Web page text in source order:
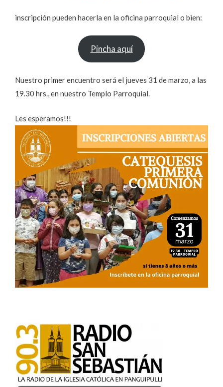
inscripción pueden hacerla en la oficina parroquial o bien:
Pincha aquí
Nuestro primer encuentro será el jueves 31 de marzo, a las
19.30 hrs., en nuestro Templo Parroquial.
Les esperamos!!!